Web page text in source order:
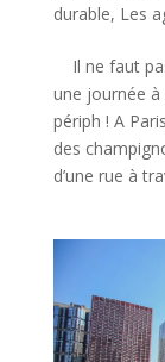
durable, Les
Il ne faut
une journée à
périph ! A
des
d’une rue à